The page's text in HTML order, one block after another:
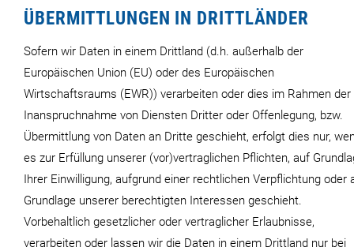
ÜBERMITTLUNGEN IN DRITTLÄNDER
Sofern wir Daten in einem Drittland (d.h. außerhalb der
Europäischen Union (EU) oder des Europäischen
Wirtschaftsraums (EWR)) verarbeiten oder dies im Rahmen der
Inanspruchnahme von Diensten Dritter oder Offenlegung, bzw.
Übermittlung von Daten an Dritte geschieht, erfolgt dies nur,
es zur Erfüllung unserer (vor)vertraglichen Pflichten, auf
Ihrer Einwilligung, aufgrund einer rechtlichen Verpflichtung oder
Grundlage unserer berechtigten Interessen geschieht.
Vorbehaltlich gesetzlicher oder vertraglicher Erlaubnisse,
verarbeiten oder lassen wir die Daten in einem Drittland nur bei